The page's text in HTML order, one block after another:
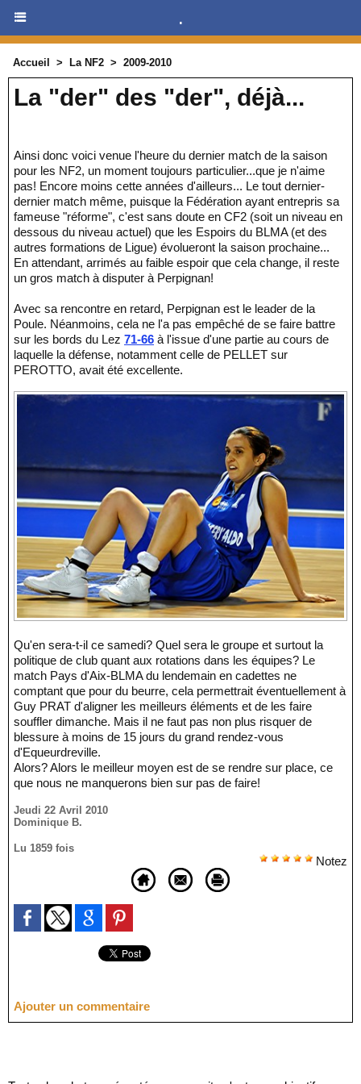
.
Accueil > La NF2 > 2009-2010
La "der" des "der", déjà...
Ainsi donc voici venue l'heure du dernier match de la saison
pour les NF2, un moment toujours particulier...que je n'aime
pas! Encore moins cette années d'ailleurs... Le tout dernier-
dernier match même, puisque la Fédération ayant entrepris sa
fameuse "réforme", c'est sans doute en CF2 (soit un niveau en
dessous du niveau actuel) que les Espoirs du BLMA (et des
autres formations de Ligue) évolueront la saison prochaine...
En attendant, arrimés au faible espoir que cela change, il reste
un gros match à disputer à Perpignan!
Avec sa rencontre en retard, Perpignan est le leader de la
Poule. Néanmoins, cela ne l'a pas empêché de se faire battre
sur les bords du Lez 71-66 à l'issue d'une partie au cours de
laquelle la défense, notamment celle de PELLET sur
PEROTTO, avait été excellente.
Qu'en sera-t-il ce samedi? Quel sera le groupe et surtout la
politique de club quant aux rotations dans les équipes? Le
match Pays d'Aix-BLMA du lendemain en cadettes ne
comptant que pour du beurre, cela permettrait éventuellement à
Guy PRAT d'aligner les meilleurs éléments et de les faire
souffler dimanche. Mais il ne faut pas non plus risquer de
blessure à moins de 15 jours du grand rendez-vous
d'Equeurdreville.
Alors? Alors le meilleur moyen est de se rendre sur place, ce
que nous ne manquerons bien sur pas de faire!
Jeudi 22 Avril 2010
Dominique B.
Lu 1859 fois
Notez
Ajouter un commentaire